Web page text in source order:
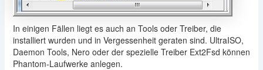
In einigen Fällen liegt es auch an Tools oder Treiber, die
installiert wurden und in Vergessenheit geraten sind. UltraISO,
Daemon Tools, Nero oder der spezielle Treiber Ext2Fsd können
Phantom-Laufwerke anlegen.